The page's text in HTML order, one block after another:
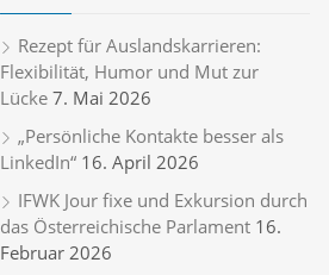
Rezept für Auslandskarrieren:
Flexibilität, Humor und Mut zur
Lücke 7. Mai 2026
„Persönliche Kontakte besser als
LinkedIn“ 16. April 2026
IFWK Jour fixe und Exkursion durch
das Österreichische Parlament 16.
Februar 2026